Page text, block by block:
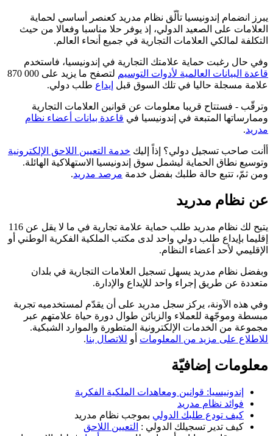
يبرز انضمام إندونيسيا تألّق نظام مدريد كعنصر أساسي لحماية
العلامات على الصعيد الدولي، إذ يوفر حلا مناسبا وفعالا من حيث
التكلفة لمالكي العلامات التجارية في جميع أنحاء العالم.
وفي حال رغبت حماية علامتك التجارية في إندونيسيا، فاستخدم
قاعدة البيانات العالمية لأدوات التوسيم
لتصفح ما يزيد على 000 870
علامة مسجلة حاليا في تلك السوق قبل إيداع طلب دولي.
وترقّب - فستتاح قريبا معلومات عن قوانين العلامات التجارية
وممارساتها المتبعة في إندونيسيا في قاعدة بيانات أعضاء نظام
مدريد.
أأنت صاحب تسجيل دولي؟ إذاً إليك خدمة التعيين اللاحق الإلكترونية
وتوسيع نطاق الحماية ليشمل سوق إندونيسيا الاستهلاكية الهائلة.
ومن ثمّ، تتبع حالة طلبك بفضل خدمة مرصد مدريد.
عن نظام مدريد
يتيح لك نظام مدريد طلب حماية علامة تجارية في ما لا يقل عن 116
إقليما بإيداع طلب دولي واحد لدى مكتب الملكية الفكرية الوطني أو
الإقليمي لأحد أعضاء النظام.
وبفضل نظام مدريد يسهل تسجيل العلامات التجارية في بلدان
متعددة عن طريق إجراء واحد للإيداع والإدارة.
وفي هذه الآونة، يركز سجل مدريد على أن يقدّم لمستخدميه تجربة
مبسطة وموجّهة للعملاء والزبائن طوال دورة حياة علامتهم عبر
مجموعة من الخدمات الإلكترونية المتطورة والموارد الشبكية.
للاطلاع على مزيد من المعلومات أو للاتصال بنا.
معلومات إضافيّة
إندونيسيا: قوانين ومعاهدات الملكية الفكرية
فوائد نظام مدريد
كيف تودع طلبك الدولي بموجب نظام مدريد
كيف تدير تسجيلك الدولي : التعيين اللاحق